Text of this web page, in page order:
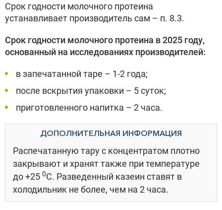
Срок годности молочного протеина
устанавливает производитель сам – п. 8.3.
Срок годности молочного протеина в 2025 году,
основанный на исследованиях производителей:
в запечатанной таре – 1-2 года;
после вскрытия упаковки – 5 суток;
приготовленного напитка – 2 часа.
ДОПОЛНИТЕЛЬНАЯ ИНФОРМАЦИЯ
Распечатанную тару с концентратом плотно
закрывают и хранят также при температуре
до +25 0С. Разведенный казеин ставят в
холодильник не более, чем на 2 часа.